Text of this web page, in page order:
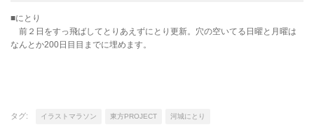
■にとり
前２日をすっ飛ばしてとりあえずにとり更新。穴の空いてる日曜と月曜は
なんとか200日目目までに埋めます。
タグ: イラストマラソン 東方PROJECT 河城にとり